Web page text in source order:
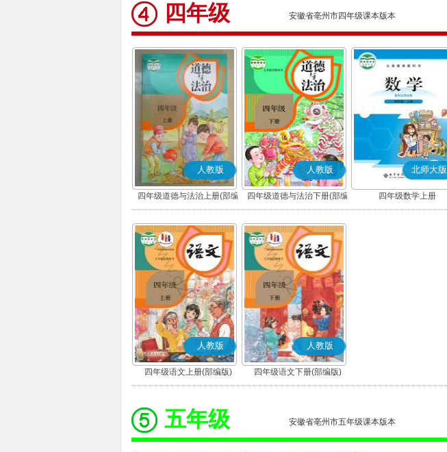
四年级 安徽省亳州市四年级课本版本
人教版
四年级道德与法治上册(部编
版)
人教版
四年级道德与法治下册(部编
版)
北师大版
四年级数学上册
人教版
四年级语文上册(部编版)
人教版
四年级语文下册(部编版)
五年级 安徽省亳州市五年级课本版本